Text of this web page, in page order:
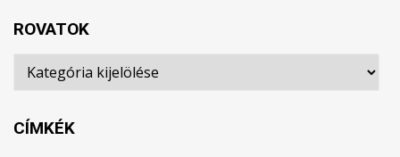
ROVATOK
Rovatok
CÍMKÉK